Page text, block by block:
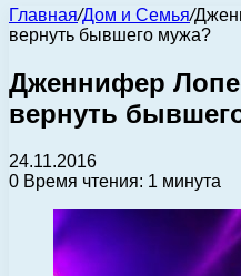
Главная/Дом и Семья/
вернуть бывшего мужа?
Дженнифер
вернуть
24.11.2016
0 Время чтения: 1 минута